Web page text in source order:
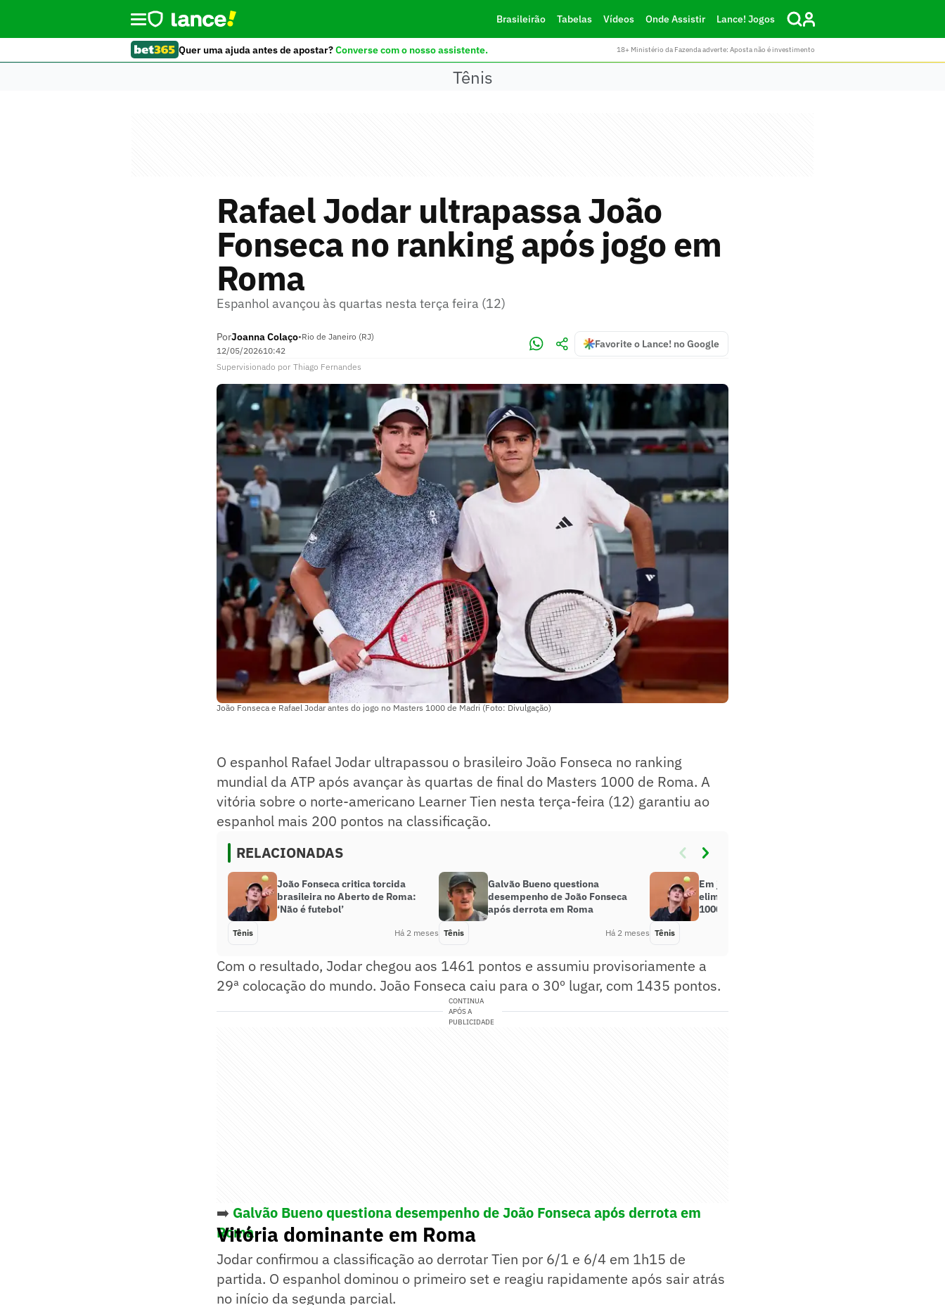
Brasileirão Tabelas Vídeos Onde Assistir Lance! Jogos
Quer uma ajuda antes de apostar?Converse com o nosso assistente. 18+ Ministério da Fazenda adverte: Aposta não é investimento
Tênis
Rafael Jodar ultrapassa João
Fonseca no ranking após jogo em
Roma
Espanhol avançou às quartas nesta terça feira (12)
PorJoanna Colaço•Rio de Janeiro (RJ)
12/05/202610:42
Favorite o Lance! no Google
Supervisionado por Thiago Fernandes
João Fonseca e Rafael Jodar antes do jogo no Masters 1000 de Madri (Foto: Divulgação)
O espanhol Rafael Jodar ultrapassou o brasileiro João Fonseca no ranking
mundial da ATP após avançar às quartas de final do Masters 1000 de Roma. A
vitória sobre o norte-americano Learner Tien nesta terça-feira (12) garantiu ao
espanhol mais 200 pontos na classificação.
RELACIONADAS
João Fonseca critica torcida
brasileira no Aberto de Roma:
‘Não é futebol’
Tênis Há 2 meses
Galvão Bueno questiona
desempenho de João Fonseca
após derrota em Roma
Tênis Há 2 meses
Em jogo tenso, João Fonseca é
eliminado na estreia do Masters
1000 de Roma
Tênis
Com o resultado, Jodar chegou aos 1461 pontos e assumiu provisoriamente a
29ª colocação do mundo. João Fonseca caiu para o 30º lugar, com 1435 pontos.
CONTINUA
APÓS A
PUBLICIDADE
➡️ Galvão Bueno questiona desempenho de João Fonseca após derrota em
Roma
Vitória dominante em Roma
Jodar confirmou a classificação ao derrotar Tien por 6/1 e 6/4 em 1h15 de
partida. O espanhol dominou o primeiro set e reagiu rapidamente após sair atrás
no início da segunda parcial.